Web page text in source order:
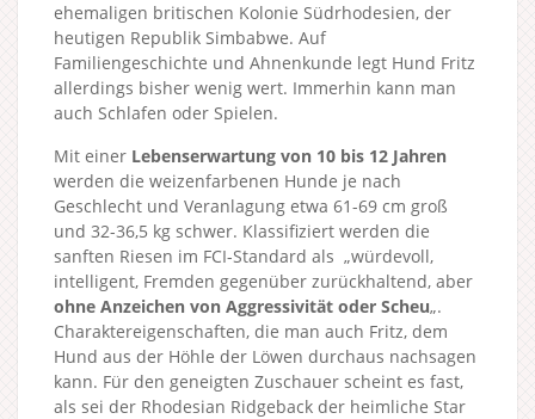
ehemaligen britischen Kolonie Südrhodesien, der
heutigen Republik Simbabwe. Auf
Familiengeschichte und Ahnenkunde legt Hund Fritz
allerdings bisher wenig wert. Immerhin kann man
auch Schlafen oder Spielen.
Mit einer Lebenserwartung von 10 bis 12 Jahren
werden die weizenfarbenen Hunde je nach
Geschlecht und Veranlagung etwa 61-69 cm groß
und 32-36,5 kg schwer. Klassifiziert werden die
sanften Riesen im FCI-Standard als „würdevoll,
intelligent, Fremden gegenüber zurückhaltend, aber
ohne Anzeichen von Aggressivität oder Scheu„.
Charaktereigenschaften, die man auch Fritz, dem
Hund aus der Höhle der Löwen durchaus nachsagen
kann. Für den geneigten Zuschauer scheint es fast,
als sei der Rhodesian Ridgeback der heimliche Star